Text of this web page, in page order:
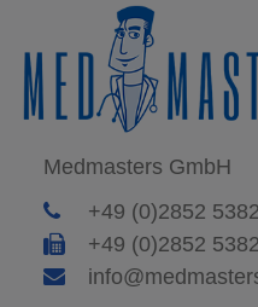
Medmasters GmbH
+49 (0)2852
+49 (0)2852